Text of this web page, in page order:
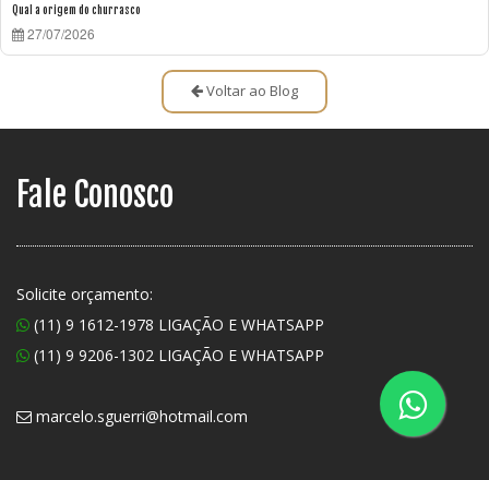
Qual a origem do churrasco
27/07/2026
Voltar ao Blog
Fale Conosco
Solicite orçamento:
(11) 9 1612-1978 LIGAÇÃO E WHATSAPP
(11) 9 9206-1302 LIGAÇÃO E WHATSAPP
marcelo.sguerri@hotmail.com